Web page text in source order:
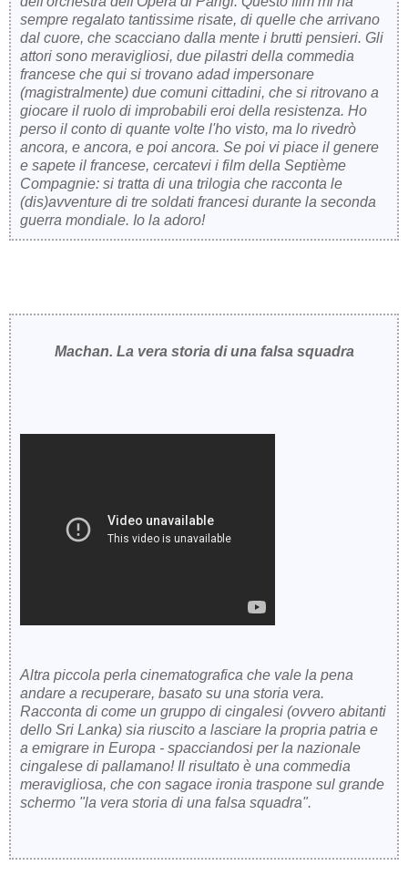
sempre regalato tantissime risate, di quelle che arrivano
dal cuore, che scacciano dalla mente i brutti pensieri. Gli
attori sono meravigliosi, due pilastri della commedia
francese che qui si trovano adad impersonare
(magistralmente) due comuni cittadini, che si ritrovano a
giocare il ruolo di improbabili eroi della resistenza. Ho
perso il conto di quante volte l'ho visto, ma lo rivedrò
ancora, e ancora, e poi ancora. Se poi vi piace il genere
e sapete il francese, cercatevi i film della Septième
Compagnie: si tratta di una trilogia che racconta le
(dis)avventure di tre soldati francesi durante la seconda
guerra mondiale. Io la adoro!
Machan. La vera storia di una falsa squadra
Altra piccola perla cinematografica che vale la pena
andare a recuperare, basato su una storia vera.
Racconta di come un gruppo di cingalesi (ovvero abitanti
dello Sri Lanka) sia riuscito a lasciare la propria patria e
a emigrare in Europa - spacciandosi per la nazionale
cingalese di pallamano! Il risultato è una commedia
meravigliosa, che con sagace ironia traspone sul grande
schermo "la vera storia di una falsa squadra".